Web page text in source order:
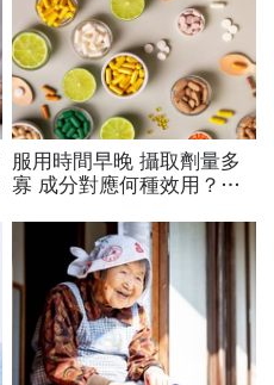
服用時間早晚 攝取劑量多
寡 成分對應何種效用？